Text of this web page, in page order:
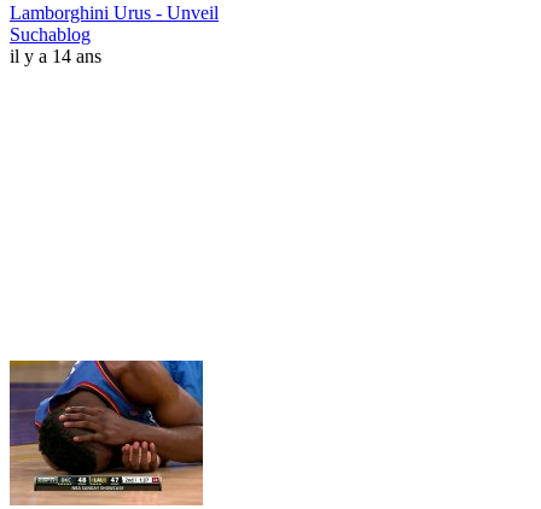
Lamborghini Urus - Unveil
Suchablog
il y a 14 ans